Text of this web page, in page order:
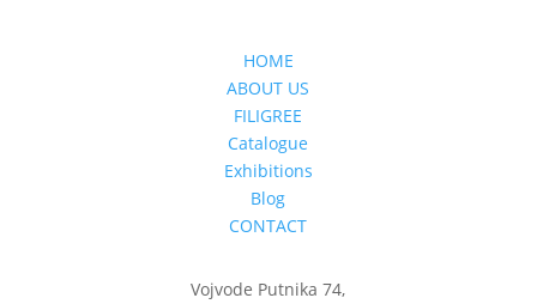
HOME
ABOUT US
FILIGREE
Catalogue
Exhibitions
Blog
CONTACT
Vojvode Putnika 74,